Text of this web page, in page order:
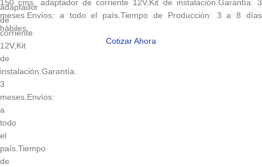
adaptador
de
corriente
12V,Kit
de
instalación.Garantía:
3
meses.Envíos:
a
todo
el
país.Tiempo
de
150 cms, adaptador de corriente 12V,Kit de instalación.Garantía: 3
meses.Envíos: a todo el país.Tiempo de Producción: 3 a 8 días
hábiles.
Cotizar Ahora